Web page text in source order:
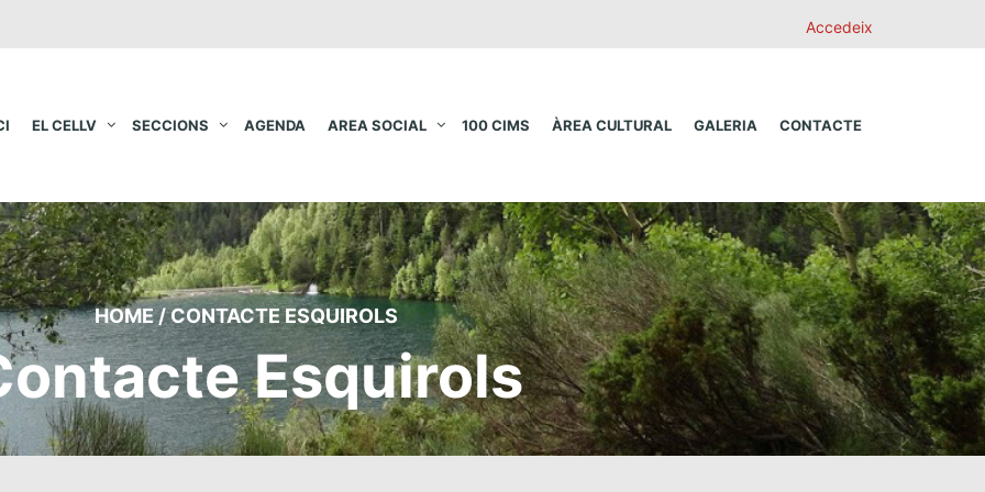
Accedeix
EL CELLV SECCIONS AGENDA AREA SOCIAL 100 CIMS ÀREA CULTURAL GALERIA CONTACTE
HOME / CONTACTE ESQUIROLS
Esquirols